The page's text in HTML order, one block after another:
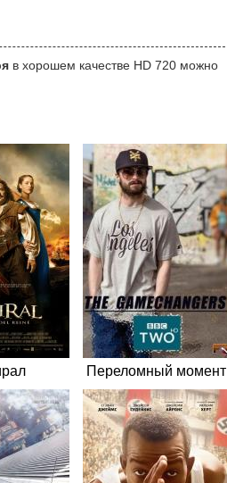
в хорошем качестве HD 720 можно
Переломный момент